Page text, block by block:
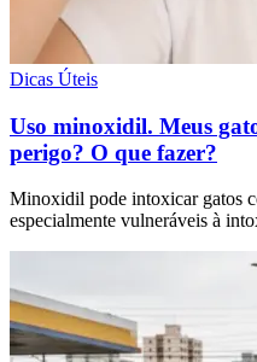
Dicas Úteis
Uso minoxidil. Meus
perigo? O que fazer?
Minoxidil pode intoxicar gatos
especialmente vulneráveis à